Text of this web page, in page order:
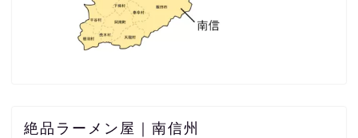
絶品ラーメン屋｜南信州